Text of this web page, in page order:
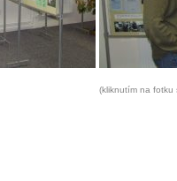
(kliknutím na fotku